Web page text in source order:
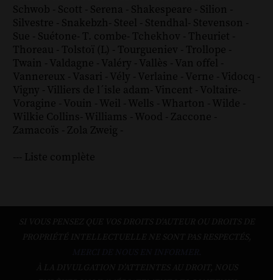
Schwob - Scott - Serena - Shakespeare - Silion -
Silvestre - Snakebzh- Steel - Stendhal- Stevenson -
Sue - Suétone- T. combe- Tchekhov - Theuriet -
Thoreau - Tolstoï (L) - Tourgueniev - Trollope -
Twain - Valdagne - Valéry - Vallès - Van offel -
Vannereux - Vasari - Vély - Verlaine - Verne - Vidocq -
Vigny - Villiers de l´isle adam- Vincent - Voltaire-
Voragine - Vouin - Weil - Wells - Wharton - Wilde -
Wilkie Collins- Williams - Wood - Zaccone -
Zamacoïs - Zola Zweig -
--- Liste complète